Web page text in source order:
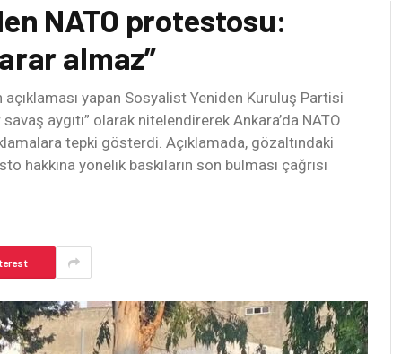
NATO protestosu:
almaz”
açıklaması yapan Sosyalist Yeniden Kuruluş Partisi
aygıtı” olarak nitelendirerek Ankara’da NATO
tepki gösterdi. Açıklamada, gözaltındaki
hakkına yönelik baskıların son bulması çağrısı